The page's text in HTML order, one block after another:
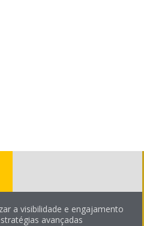
a visibilidade e engajamento
avançadas